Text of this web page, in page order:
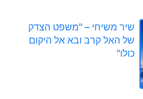
שיר משיחי – "משפט הצדק
של האל קרב ובא אל היקום
כולו"